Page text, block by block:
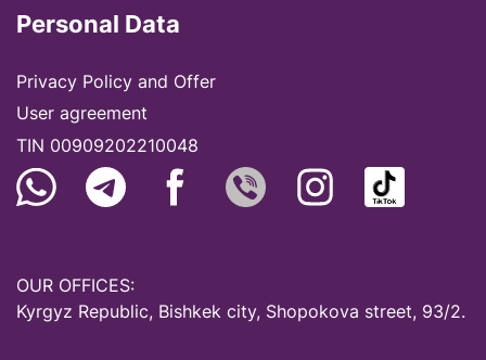
OUR OFFICES:
Kyrgyz Republic, Bishkek city, Shopokova street, 93/2.
Personal Data
Privacy Policy and Offer
User agreement
TIN 00909202210048